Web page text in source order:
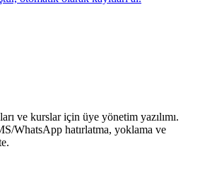
ve kurslar için üye yönetim yazılımı.
WhatsApp hatırlatma, yoklama ve